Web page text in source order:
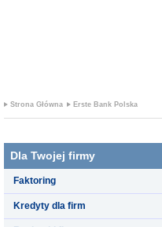
Strona Główna Erste Bank Polska
Dla Twojej firmy
Faktoring
Kredyty dla firm